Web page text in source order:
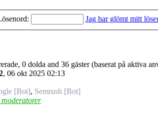
Jag har glömt mitt
0 dolda and 36 gäster (baserat på aktiva
, 06 okt 2025 02:13
[Bot], Semrush [Bot]